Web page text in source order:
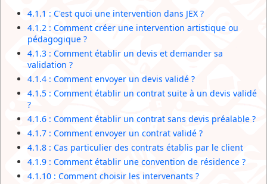
4.1.1 : C'est quoi une intervention dans JEX ?
4.1.2 : Comment créer une intervention artistique ou
pédagogique ?
4.1.3 : Comment établir un devis et demander sa
validation ?
4.1.4 : Comment envoyer un devis validé ?
4.1.5 : Comment établir un contrat suite à un devis validé
?
4.1.6 : Comment établir un contrat sans devis préalable ?
4.1.7 : Comment envoyer un contrat validé ?
4.1.8 : Cas particulier des contrats établis par le client
4.1.9 : Comment établir une convention de résidence ?
4.1.10 : Comment choisir les intervenants ?